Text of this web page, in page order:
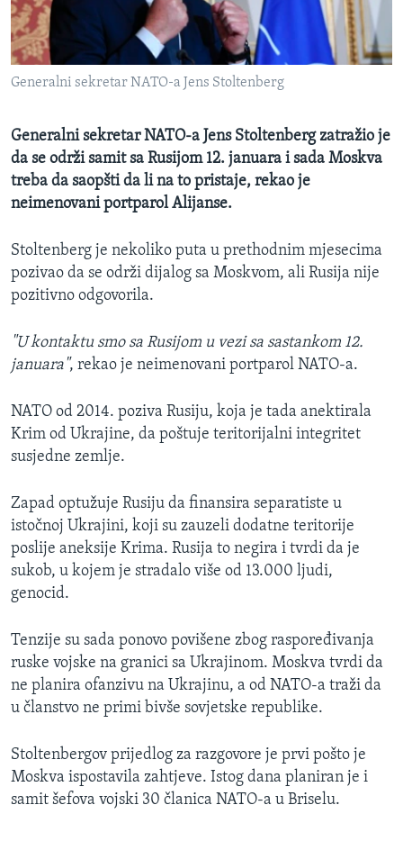
MAGAZIN
O GLASU AMERIKE
PRATITE NAS
Generalni sekretar NATO-a Jens Stoltenberg
Generalni sekretar NATO-a Jens Stoltenberg zatražio je
da se održi samit sa Rusijom 12. januara i sada Moskva
treba da saopšti da li na to pristaje, rekao je
neimenovani portparol Alijanse.
Stoltenberg je nekoliko puta u prethodnim mjesecima
pozivao da se održi dijalog sa Moskvom, ali Rusija nije
pozitivno odgovorila.
"U kontaktu smo sa Rusijom u vezi sa sastankom 12.
januara", rekao je neimenovani portparol NATO-a.
NATO od 2014. poziva Rusiju, koja je tada anektirala
Krim od Ukrajine, da poštuje teritorijalni integritet
susjedne zemlje.
Zapad optužuje Rusiju da finansira separatiste u
istočnoj Ukrajini, koji su zauzeli dodatne teritorije
poslije aneksije Krima. Rusija to negira i tvrdi da je
sukob, u kojem je stradalo više od 13.000 ljudi,
genocid.
Tenzije su sada ponovo povišene zbog raspoređivanja
ruske vojske na granici sa Ukrajinom. Moskva tvrdi da
ne planira ofanzivu na Ukrajinu, a od NATO-a traži da
u članstvo ne primi bivše sovjetske republike.
Stoltenbergov prijedlog za razgovore je prvi pošto je
Moskva ispostavila zahtjeve. Istog dana planiran je i
samit šefova vojski 30 članica NATO-a u Briselu.